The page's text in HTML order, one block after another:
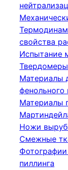
свойства
Испытание
Материалы
фенольного
Материалы
Ножи
Смежные
пиллинга